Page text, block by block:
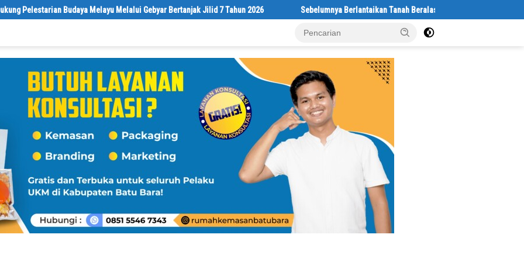
Melayu Melalui Gebyar Bertanjak Jilid 7 Tahun 2026 Sebelumnya Berlantaikan Tanah Beralaskan Tikar, Kini Ibu Paijem Nikmati Lantai